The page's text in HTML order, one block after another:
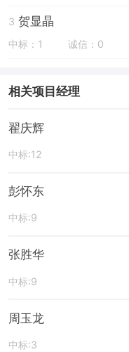
3 贺显晶
中标：1 诚信：0
相关项目经理
翟庆辉
中标:12
彭怀东
中标:9
张胜华
中标:9
周玉龙
中标:3